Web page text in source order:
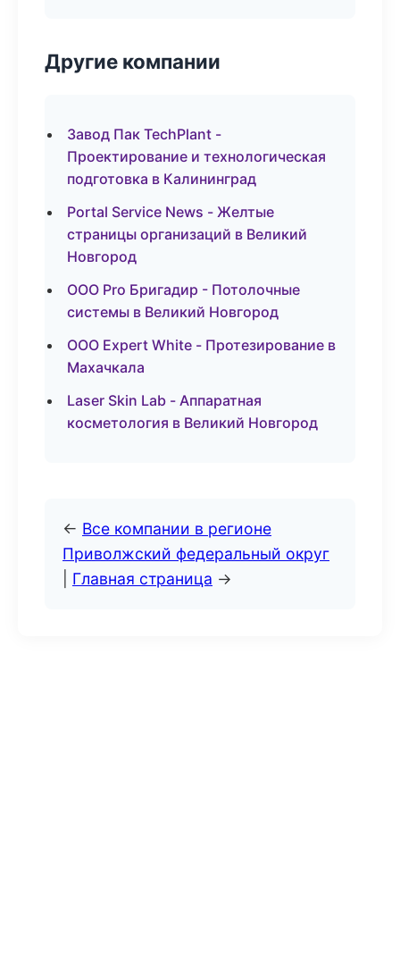
Другие компании
Завод Пак TechPlant -
Проектирование и технологическая
подготовка в Калининград
Portal Service News - Желтые
страницы организаций в Великий
Новгород
ООО Pro Бригадир - Потолочные
системы в Великий Новгород
ООО Expert White - Протезирование в
Махачкала
Laser Skin Lab - Аппаратная
косметология в Великий Новгород
← Все компании в регионе
Приволжский федеральный округ
Главная страница →